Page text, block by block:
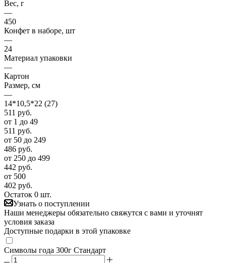
Вес, г
—
450
Конфет в наборе, шт
—
24
Материал упаковки
—
Картон
Размер, см
—
14*10,5*22 (27)
511 руб.
от 1 до 49
511 руб.
от 50 до 249
486 руб.
от 250 до 499
442 руб.
от 500
402 руб.
Остаток 0 шт.
Узнать о поступлении
Наши менеджеры обязательно свяжутся с вами и уточнят
условия заказа
Доступные подарки в этой упаковке
Символы года 300г Стандарт